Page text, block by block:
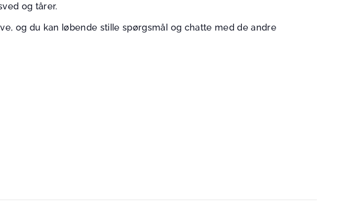
og tårer.
og du kan løbende stille spørgsmål og chatte med de andre